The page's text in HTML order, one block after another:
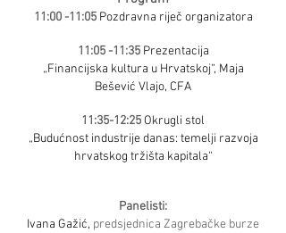
11:00 -11:05 Pozdravna riječ organizatora
11:05 -11:35 Prezentacija
„Financijska kultura u Hrvatskoj“, Maja
Bešević Vlajo, CFA
11:35-12:25 Okrugli stol
„Budućnost industrije danas: temelji razvoja
hrvatskog tržišta kapitala“
Panelisti:
Ivana Gažić, predsjednica Zagrebačke burze